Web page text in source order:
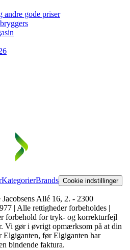
andre gode priser
KategorierBrands Cookie indstillinger
Allé 16, 2. - 2300
| Alle rettigheder forbeholdes |
forbehold for tryk- og korrekturfejl
Vi gør i øvrigt opmærksom på at din
før Elgiganten har
bindende faktura.